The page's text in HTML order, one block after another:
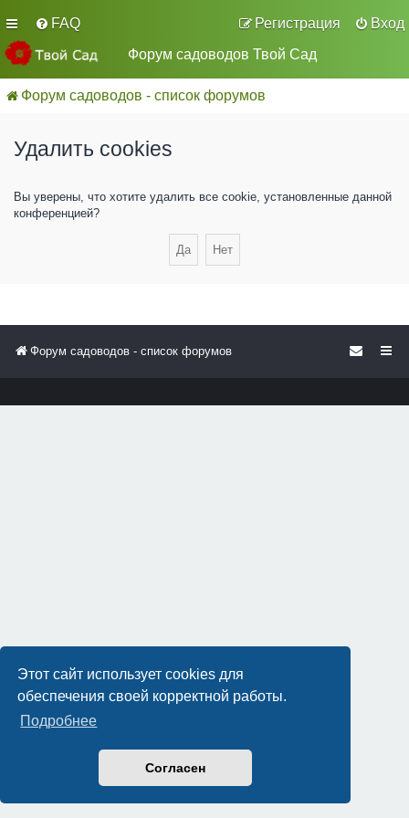
Этот сайт использует cookies для
обеспечения своей корректной работы.
Подробнее
Согласен
FAQ Вход
Регистрация
Форум садоводов Твой Сад
Форум садоводов - список форумов
Удалить cookies
Вы уверены, что хотите удалить все cookie, установленные данной
конференцией?
Форум садоводов - список форумов